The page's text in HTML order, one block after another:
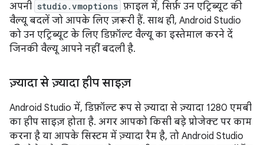
अपनी studio.vmoptions फ़ाइल में, सिर्फ़ उन एट्रिब्यूट की
वैल्यू बदलें जो आपके लिए ज़रूरी हैं. साथ ही, Android Studio
को उन एट्रिब्यूट के लिए डिफ़ॉल्ट वैल्यू का इस्तेमाल करने दें
जिनकी वैल्यू आपने नहीं बदली है.
ज़्यादा से ज़्यादा हीप साइज़
Android Studio में, डिफ़ॉल्ट रूप से ज़्यादा से ज़्यादा 1280 एमबी
का हीप साइज़ होता है. अगर आपको किसी बड़े प्रोजेक्ट पर काम
करना है या आपके सिस्टम में ज़्यादा रैम है, तो Android Studio